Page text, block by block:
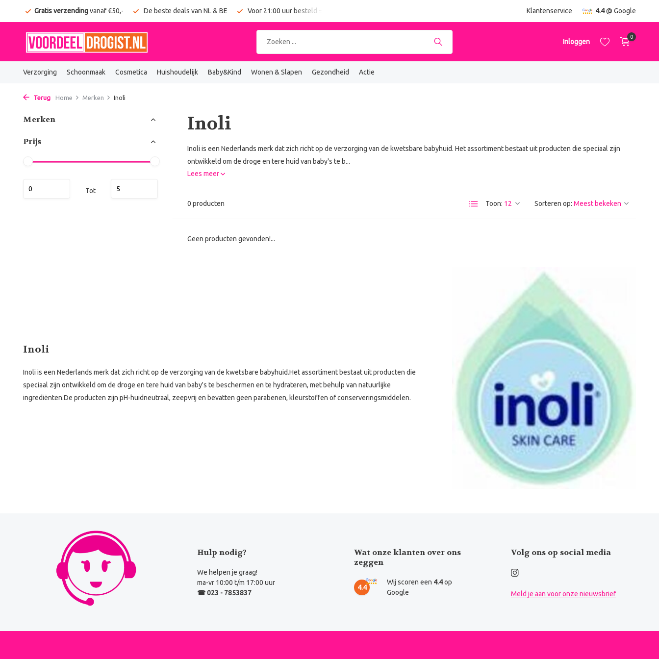
Gratis verzendingvanaf €50,- De beste deals van NL & BE Voor 21:00 uur besteld = vandaag verzonden Klantenservice 4.4@ Google
Inloggen
0
Verzorging Schoonmaak Cosmetica Huishoudelijk Baby&Kind Wonen & Slapen Gezondheid Actie
Terug Home Merken Inoli
Merken
Prijs
Tot
Inoli
Inoli is een Nederlands merk dat zich richt op de verzorging van de kwetsbare babyhuid. Het assortiment bestaat uit producten die speciaal zijn
ontwikkeld om de droge en tere huid van baby's te b...
Lees meer
0 producten Toon: Sorteren op:
Geen producten gevonden!...
Inoli
Inoli is een Nederlands merk dat zich richt op de verzorging van de kwetsbare babyhuid.Het assortiment bestaat uit producten die
speciaal zijn ontwikkeld om de droge en tere huid van baby's te beschermen en te hydrateren, met behulp van natuurlijke
ingrediënten.De producten zijn pH-huidneutraal, zeepvrij en bevatten geen parabenen, kleurstoffen of conserveringsmiddelen.
Hulp nodig?
We helpen je graag!
ma-vr 10:00 t/m 17:00 uur
☎ 023 - 7853837
Wat onze klanten over ons
zeggen
4.4
Wij scoren een 4.4op
Google
Volg ons op social media
Meld je aan voor onze nieuwsbrief